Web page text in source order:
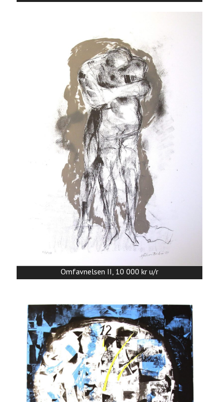
Omfavnelsen II, 10 000 kr u/r